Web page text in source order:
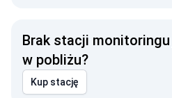
Brak stacji
w pobliżu?
Kup stację